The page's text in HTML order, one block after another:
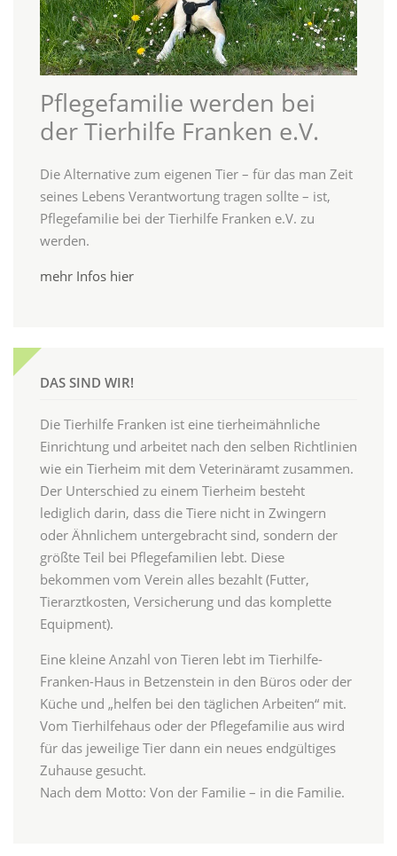
Pflegefamilie werden bei
der Tierhilfe Franken e.V.
Die Alternative zum eigenen Tier – für das man Zeit
seines Lebens Verantwortung tragen sollte – ist,
Pflegefamilie bei der Tierhilfe Franken e.V. zu
werden.
mehr Infos hier
DAS SIND WIR!
Die Tierhilfe Franken ist eine tierheimähnliche
Einrichtung und arbeitet nach den selben Richtlinien
wie ein Tierheim mit dem Veterinäramt zusammen.
Der Unterschied zu einem Tierheim besteht
lediglich darin, dass die Tiere nicht in Zwingern
oder Ähnlichem untergebracht sind, sondern der
größte Teil bei Pflegefamilien lebt. Diese
bekommen vom Verein alles bezahlt (Futter,
Tierarztkosten, Versicherung und das komplette
Equipment).
Eine kleine Anzahl von Tieren lebt im Tierhilfe-
Franken-Haus in Betzenstein in den Büros oder der
Küche und „helfen bei den täglichen Arbeiten“ mit.
Vom Tierhilfehaus oder der Pflegefamilie aus wird
für das jeweilige Tier dann ein neues endgültiges
Zuhause gesucht.
Nach dem Motto: Von der Familie – in die Familie.